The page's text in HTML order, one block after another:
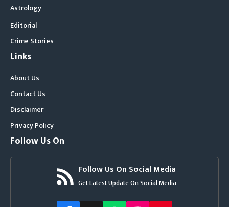
Astrology
Editorial
Crime Stories
Links
About Us
Contact Us
Disclaimer
Privacy Policy
Follow Us On
Follow Us On Social Media
Get Latest Update On Social Media